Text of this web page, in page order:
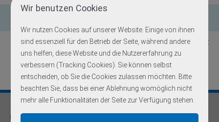
Wir benutzen Cookies
Wir nutzen Cookies auf unserer Website. Einige von ihnen
sind essenziell für den Betrieb der Seite, während andere
uns helfen, diese Website und die Nutzererfahrung zu
verbessern (Tracking Cookies). Sie können selbst
entscheiden, ob Sie die Cookies zulassen möchten. Bitte
beachten Sie, dass bei einer Ablehnung womöglich nicht
mehr alle Funktionalitäten der Seite zur Verfügung stehen.
Zurück zur Übersicht
Praxis für